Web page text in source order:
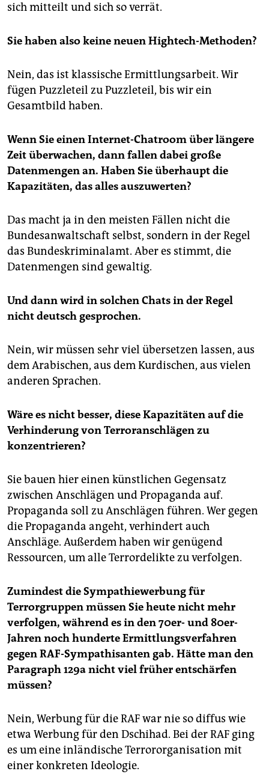
sich mitteilt und sich so verrät.
Sie haben also keine neuen Hightech-Methoden?
Nein, das ist klassische Ermittlungsarbeit. Wir
fügen Puzzleteil zu Puzzleteil, bis wir ein
Gesamtbild haben.
Wenn Sie einen Internet-Chatroom über längere
Zeit überwachen, dann fallen dabei große
Datenmengen an. Haben Sie überhaupt die
Kapazitäten, das alles auszuwerten?
Das macht ja in den meisten Fällen nicht die
Bundesanwaltschaft selbst, sondern in der Regel
das Bundeskriminalamt. Aber es stimmt, die
Datenmengen sind gewaltig.
Und dann wird in solchen Chats in der Regel
nicht deutsch gesprochen.
Nein, wir müssen sehr viel übersetzen lassen, aus
dem Arabischen, aus dem Kurdischen, aus vielen
anderen Sprachen.
Wäre es nicht besser, diese Kapazitäten auf die
Verhinderung von Terroranschlägen zu
konzentrieren?
Sie bauen hier einen künstlichen Gegensatz
zwischen Anschlägen und Propaganda auf.
Propaganda soll zu Anschlägen führen. Wer gegen
die Propaganda angeht, verhindert auch
Anschläge. Außerdem haben wir genügend
Ressourcen, um alle Terrordelikte zu verfolgen.
Zumindest die Sympathiewerbung für
Terrorgruppen müssen Sie heute nicht mehr
verfolgen, während es in den 70er- und 80er-
Jahren noch hunderte Ermittlungsverfahren
gegen RAF-Sympathisanten gab. Hätte man den
Paragraph 129a nicht viel früher entschärfen
müssen?
Nein, Werbung für die RAF war nie so diffus wie
etwa Werbung für den Dschihad. Bei der RAF ging
es um eine inländische Terrororganisation mit
einer konkreten Ideologie.